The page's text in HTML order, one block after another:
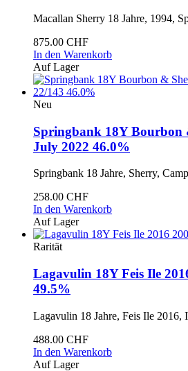
Macallan Sherry 18 Jahre, 1994,
875.00 CHF
In den Warenkorb
Auf Lager
Neu
Springbank 18Y Bourbon
July 2022 46.0%
Springbank 18 Jahre, Sherry,
258.00 CHF
In den Warenkorb
Auf Lager
Rarität
Lagavulin 18Y Feis Ile
49.5%
Lagavulin 18 Jahre, Feis Ile 2016,
488.00 CHF
In den Warenkorb
Auf Lager